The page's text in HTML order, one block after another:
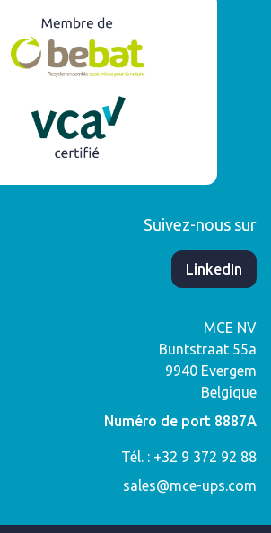
Suivez-nous sur
​LinkedIn
MCE NV
Buntstraat 55a
9940 Evergem
Belgique
Numéro de port 8887A
Tél. : +32 9 372 92 88
sales@mce-ups.com